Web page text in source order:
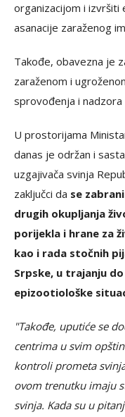
organizacijom i izvršiti
asanacije zaraženog
Takođe, obavezna je
zaraženom i
sprovođenja i nadzora
U prostorijama
danas je održan i
uzgajivača svinja
zaključci da se
drugih okupljanja
porijekla i hrane za
kao i rada stočnih
Srpske, u trajanju
epizootiološke
"Takođe, uputiće se
centrima u svim
kontroli prometa
ovom trenutku imaju
svinja. Kada su u